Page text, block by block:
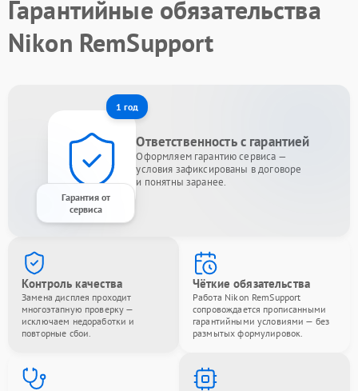
Гарантийные обязательства
Nikon RemSupport
1 год
Гарантия от
сервиса
Ответственность с гарантией
Оформляем гарантию сервиса —
условия зафиксированы в договоре
и понятны заранее.
Контроль качества
Замена дисплея проходит
многоэтапную проверку —
исключаем недоработки и
повторные сбои.
Чёткие обязательства
Работа Nikon RemSupport
сопровождается прописанными
гарантийными условиями — без
размытых формулировок.